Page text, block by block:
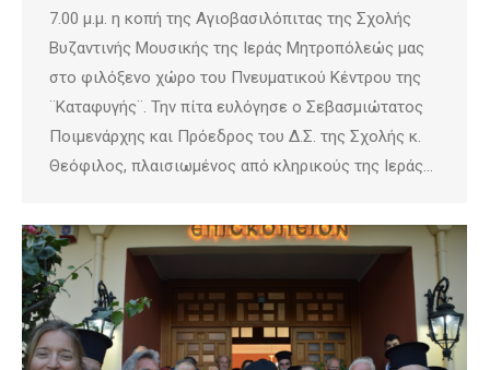
7.00 μ.μ. η κοπή της Αγιοβασιλόπιτας της Σχολής
Βυζαντινής Μουσικής της Ιεράς Μητροπόλεώς μας
στο φιλόξενο χώρο του Πνευματικού Κέντρου της
¨Καταφυγής¨. Την πίτα ευλόγησε ο Σεβασμιώτατος
Ποιμενάρχης και Πρόεδρος του Δ.Σ. της Σχολής κ.
Θεόφιλος, πλαισιωμένος από κληρικούς της Ιεράς…